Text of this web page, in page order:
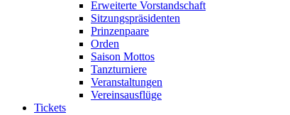
Erweiterte Vorstandschaft
Sitzungspräsidenten
Prinzenpaare
Orden
Saison Mottos
Tanzturniere
Veranstaltungen
Vereinsausflüge
Tickets